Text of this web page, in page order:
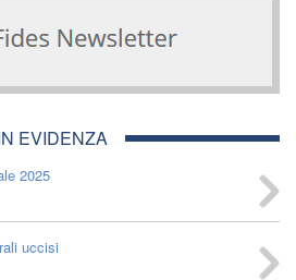
EVIDENZA
2025
uccisi